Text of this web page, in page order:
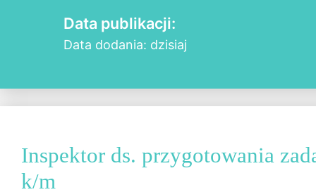
Data publikacji:
Data dodania: dzisiaj
Inspektor ds. przygotowania
k/m